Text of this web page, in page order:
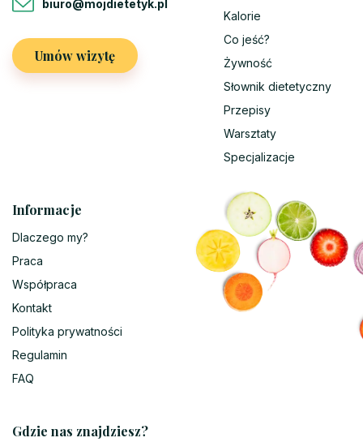
biuro@mojdietetyk.pl
Umów wizytę
Kalorie
Co jeść?
Żywność
Słownik dietetyczny
Przepisy
Warsztaty
Specjalizacje
Informacje
Dlaczego my?
Praca
Współpraca
Kontakt
Polityka prywatności
Regulamin
FAQ
Gdzie nas znajdziesz?